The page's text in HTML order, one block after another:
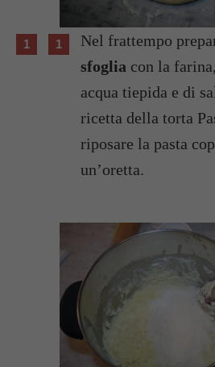
Nel frattempo
sfoglia con la
acqua tiepida e di
ricetta della torta
riposare la pasta
un’oretta.